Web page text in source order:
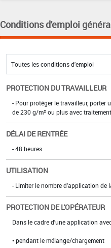
Conditions d'emploi
PROTECTION DU TRAVAILLEUR
- Pour protéger le travailleur, porter
de 230 g/m² ou plus avec
DÉLAI DE RENTRÉE
- 48 heures
UTILISATION
- Limiter le nombre d'application de
PROTECTION DE L'OPÉRATEUR
Dans le cadre d'une application
• pendant le mélange/chargement